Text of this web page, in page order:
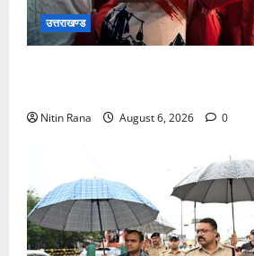
उत्तराखण्ड
Nitin Rana August 6, 2026 0